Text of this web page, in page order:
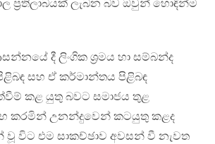
ප්‍රතිලාබයක් ලැබන බව ඔවුන් හොඳින්ම
දී ලිංගික ශ්‍රමය හා සම්බන්ද
සහ ඒ කර්මාන්තය පිළිබඳ
කළ යුතු බවට සමාජය තුළ
කරමින් උනන්දුවෙන් කටයුතු කළද
විට එම සාකච්ඡාව අවසන් වී නැවත